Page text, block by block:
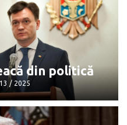
Dorin, pentru
/ 2025
din politică
/ 2025